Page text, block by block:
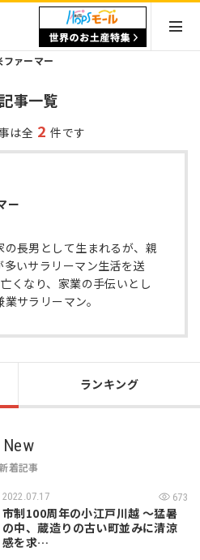
ファーマー
事一覧
は全 2 件です
ランキング
New
着記事
2022.07.17 673
市制100周年の小江戸川越 ～猛暑
の中、蔵造りの古い町並みに清涼
感を求…
ー
長男として生まれるが、親
いサラリーマン生活を送
くなり、家業の手伝いとし
サラリーマン。